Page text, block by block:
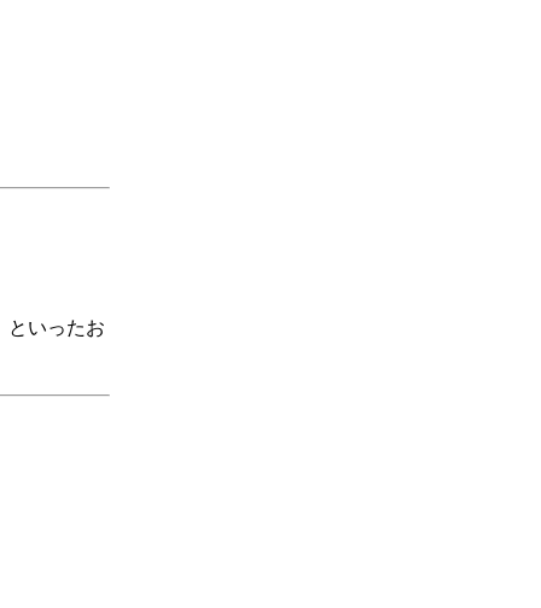
といったお